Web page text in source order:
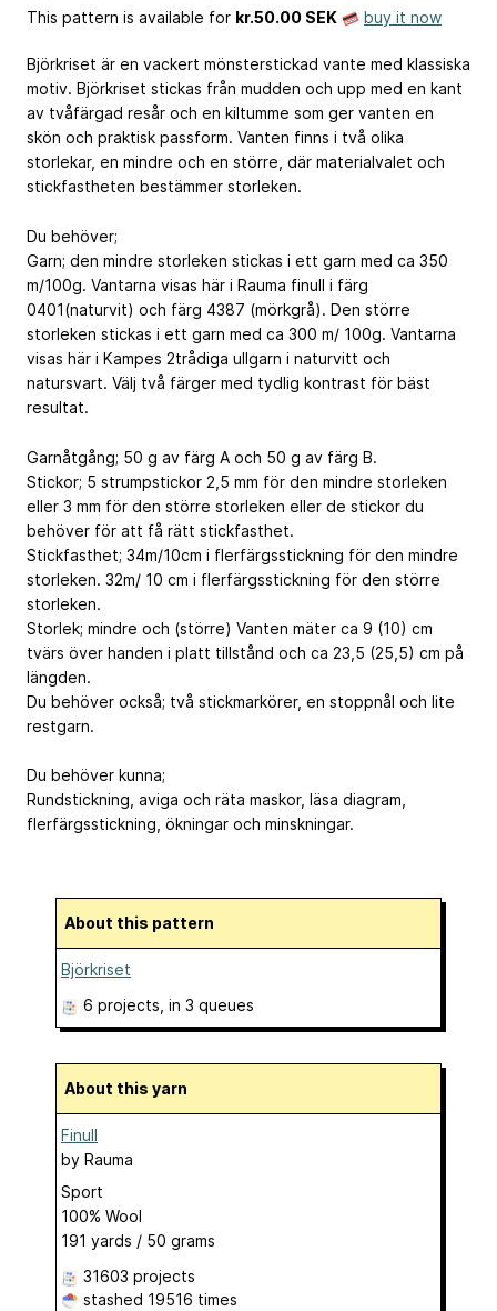
This pattern is available for kr.50.00 SEK buy it now
Björkriset är en vackert mönsterstickad vante med klassiska
motiv. Björkriset stickas från mudden och upp med en kant
av tvåfärgad resår och en kiltumme som ger vanten en
skön och praktisk passform. Vanten finns i två olika
storlekar, en mindre och en större, där materialvalet och
stickfastheten bestämmer storleken.
Du behöver;
Garn; den mindre storleken stickas i ett garn med ca 350
m/100g. Vantarna visas här i Rauma finull i färg
0401(naturvit) och färg 4387 (mörkgrå). Den större
storleken stickas i ett garn med ca 300 m/ 100g. Vantarna
visas här i Kampes 2trådiga ullgarn i naturvitt och
natursvart. Välj två färger med tydlig kontrast för bäst
resultat.
Garnåtgång; 50 g av färg A och 50 g av färg B.
Stickor; 5 strumpstickor 2,5 mm för den mindre storleken
eller 3 mm för den större storleken eller de stickor du
behöver för att få rätt stickfasthet.
Stickfasthet; 34m/10cm i flerfärgsstickning för den mindre
storleken. 32m/ 10 cm i flerfärgsstickning för den större
storleken.
Storlek; mindre och (större) Vanten mäter ca 9 (10) cm
tvärs över handen i platt tillstånd och ca 23,5 (25,5) cm på
längden.
Du behöver också; två stickmarkörer, en stoppnål och lite
restgarn.
Du behöver kunna;
Rundstickning, aviga och räta maskor, läsa diagram,
flerfärgsstickning, ökningar och minskningar.
About this pattern
Björkriset
6 projects , in 3 queues
About this yarn
Finull
by Rauma
Sport
100% Wool
191 yards / 50 grams
31603 projects
stashed 19516 times